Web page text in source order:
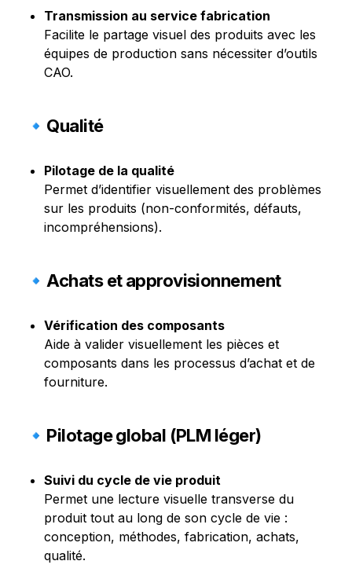
Transmission au service fabrication
Facilite le partage visuel des produits avec les
équipes de production sans nécessiter d’outils
CAO.
🔹Qualité
Pilotage de la qualité
Permet d’identifier visuellement des problèmes
sur les produits (non-conformités, défauts,
incompréhensions).
🔹Achats et approvisionnement
Vérification des composants
Aide à valider visuellement les pièces et
composants dans les processus d’achat et de
fourniture.
🔹Pilotage global (PLM léger)
Suivi du cycle de vie produit
Permet une lecture visuelle transverse du
produit tout au long de son cycle de vie :
conception, méthodes, fabrication, achats,